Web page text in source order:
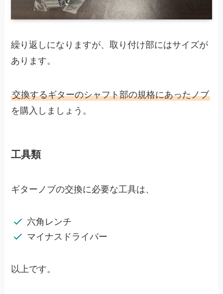
繰り返しになりますが、取り付け部にはサイズが
あります。
交換するギターのシャフト部の規格にあったノブ
を購入しましょう。
工具類
ギターノブの交換に必要な工具は、
六角レンチ
マイナスドライバー
以上です。